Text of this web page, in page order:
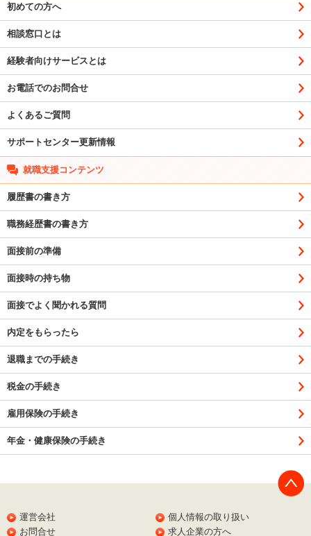
初めての方へ
相談窓口とは
経験者向けサービスとは
お電話でのお問合せ
よくあるご質問
サポートセンター更新情報
就職支援コンテンツ
履歴書の書き方
職務経歴書の書き方
面接前の準備
面接時の持ち物
面接でよく聞かれる質問
内定をもらったら
退職までの手続き
税金の手続き
雇用保険の手続き
年金・健康保険の手続き
運営会社
個人情報の取り扱い
お問合せ
求人企業の方へ